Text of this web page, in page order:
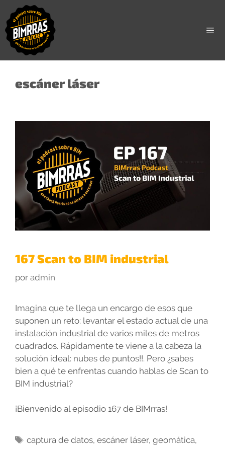
Saltar
contenido
escáner láser
167 Scan to BIM industrial
por admin
Imagina que te llega un encargo de esos que
suponen un reto: levantar el estado actual de una
instalación industrial de varios miles de metros
cuadrados. Rápidamente te viene a la cabeza la
solución ideal: nubes de puntos!!. Pero ¿sabes
bien a qué te enfrentas cuando hablas de Scan to
BIM industrial?
¡Bienvenido al episodio 167 de BIMrras!
Etiquetas
captura de datos,escáner láser,geomática,